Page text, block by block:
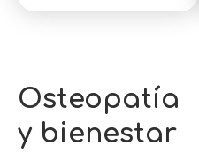
Osteopatía
y bienestar